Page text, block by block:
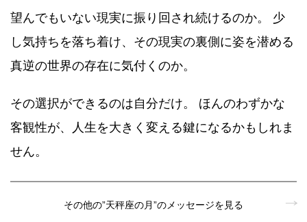
望んでもいない現実に振り回され続けるのか。 少
し気持ちを落ち着け、その現実の裏側に姿を潜める
真逆の世界の存在に気付くのか。
その選択ができるのは自分だけ。 ほんのわずかな
客観性が、人生を大きく変える鍵になるかもしれま
せん。
その他の”天秤座の月”のメッセージを見る